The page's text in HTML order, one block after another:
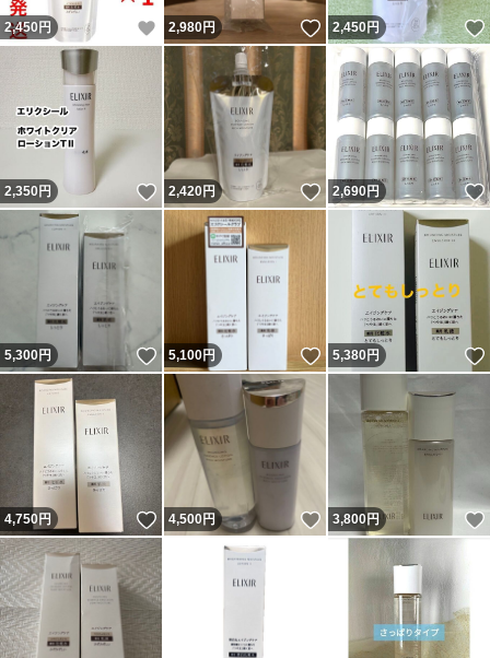
2,450 円 いいね！
2,980円 いいね！
2,450円
2,350円 いいね！
2,420円 いいね！
2,690円
5,300円 いいね！
5,100円 いいね！
5,380円
4,750円 いいね！
4,500円 いいね！
3,800円